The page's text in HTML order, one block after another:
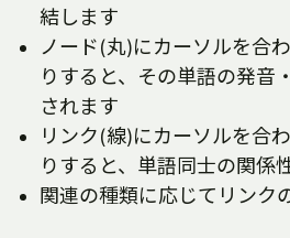
結します
ノード(丸)にカーソルを合
りすると、その単語の発音
されます
リンク(線)にカーソルを合
りすると、単語同士の関係
関連の種類に応じてリンク